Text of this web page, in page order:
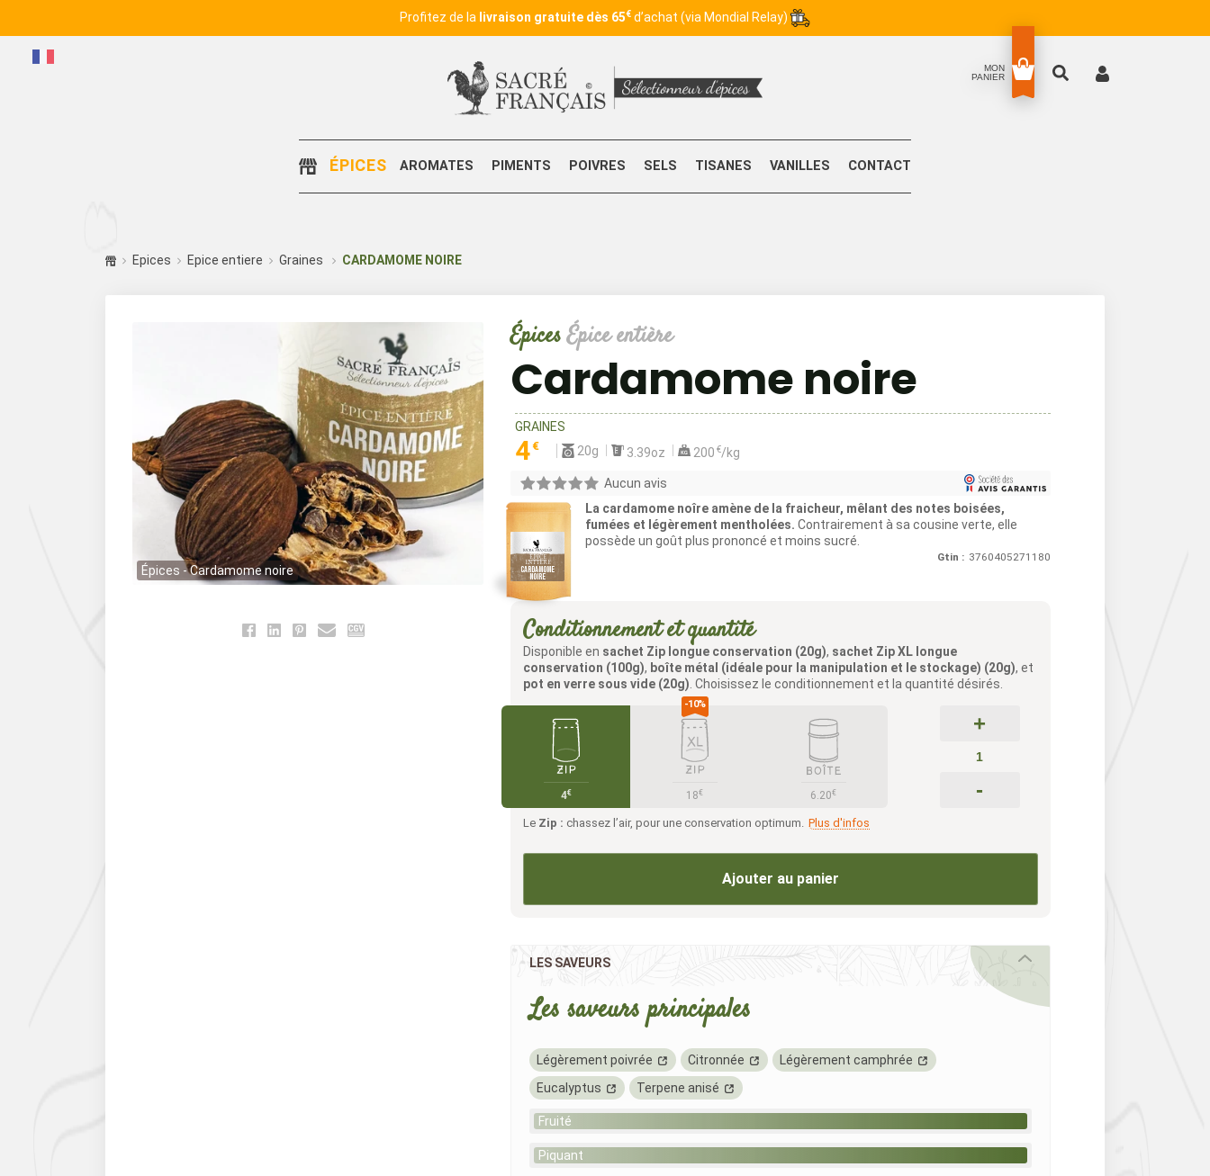
Profitez de la livraison gratuite dès 65€ d’achat (via Mondial Relay)
MON
PANIER
ÉPICES AROMATES PIMENTS POIVRES SELS TISANES VANILLES CONTACT
Epices Epice entiere Graines CARDAMOME NOIRE
Épices - Cardamome noire
ÉpicesÉpice entière
Cardamome noire
GRAINES
4€ 20g 3.39oz 200 €/kg
Aucun avis
La cardamome noîre amène de la fraicheur, mêlant des notes boisées,
fumées et légèrement mentholées. Contrairement à sa cousine verte, elle
possède un goût plus prononcé et moins sucré.
Gtin : 3760405271180
Conditionnement et quantité
Disponible en sachet Zip longue conservation (20g), sachet Zip XL longue
conservation (100g), boîte métal (idéale pour la manipulation et le stockage) (20g), et
pot en verre sous vide (20g) . Choisissez le conditionnement et la quantité désirés.
4€
Le Zip : chassez l’air, pour une conservation optimum. Plus d'infos
18€ 6.20€
+
-
Ajouter au panier
LES SAVEURS
Les saveurs principales
Légèrement poivrée Citronnée
Légèrement camphrée
Eucalyptus
Terpene anisé
Fruité
Piquant